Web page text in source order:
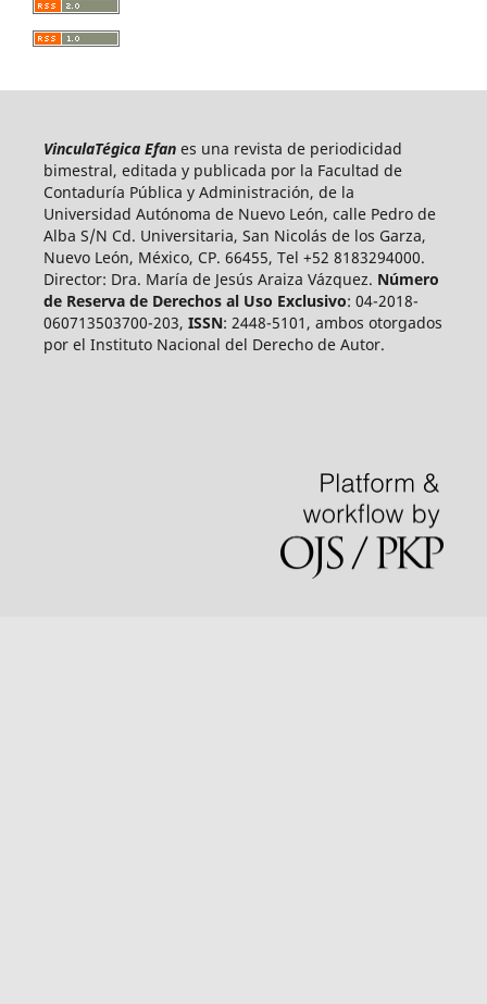
VinculaTégica Efanes una revista de periodicidad
bimestral, editada y publicada por la Facultad de
Contaduría Pública y Administración, de la
Universidad Autónoma de Nuevo León, calle Pedro de
Alba S/N Cd. Universitaria, San Nicolás de los Garza,
Nuevo León, México, CP. 66455, Tel +52 8183294000.
Director: Dra. María de Jesús Araiza Vázquez. Número
de Reserva de Derechos al Uso Exclusivo: 04-2018-
060713503700-203, ISSN: 2448-5101, ambos otorgados
por el Instituto Nacional del Derecho de Autor.